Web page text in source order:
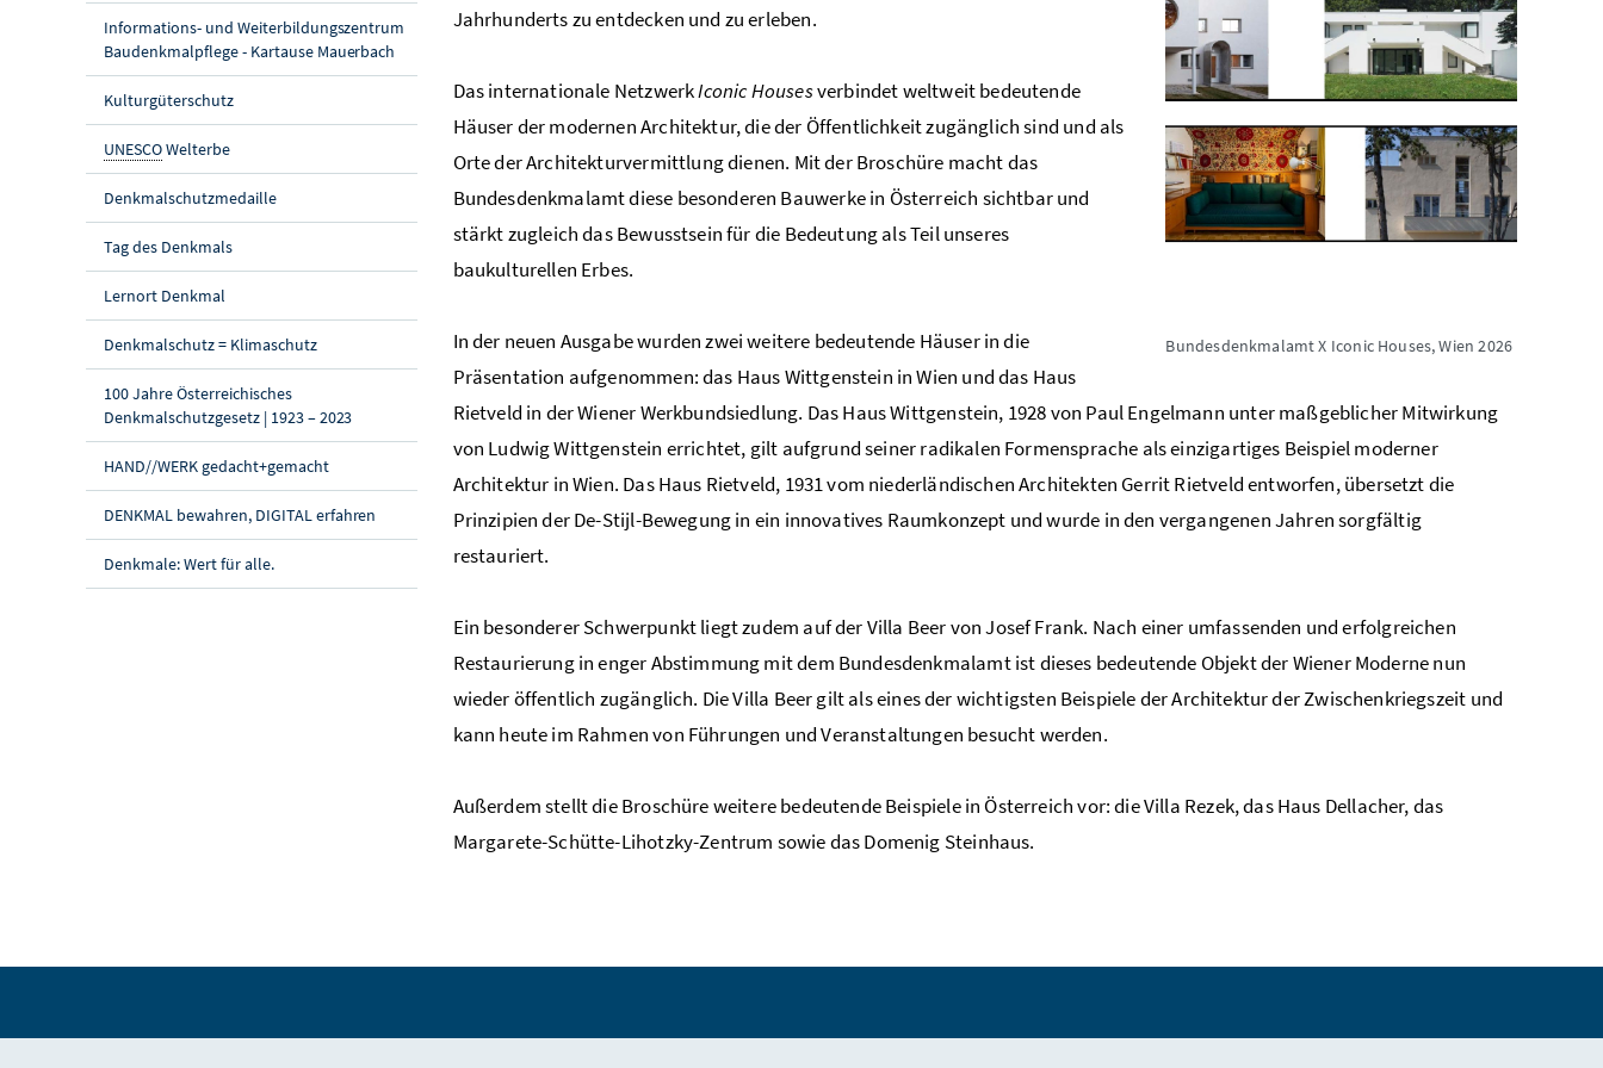
Informations- und Weiterbildungszentrum
Baudenkmalpflege - Kartause Mauerbach
Kulturgüterschutz
UNESCOWelterbe
Denkmalschutzmedaille
Tag des Denkmals
Lernort Denkmal
Denkmalschutz = Klimaschutz
100 Jahre Österreichisches
Denkmalschutzgesetz | 1923 – 2023
HAND//WERK gedacht+gemacht
DENKMAL bewahren, DIGITAL erfahren
Denkmale: Wert für alle.
Bundesdenkmalamt X Iconic Houses, Wien 2026
Jahrhunderts zu entdecken und zu erleben.
Das internationale NetzwerkIconic Housesverbindet weltweit bedeutende
Häuser der modernen Architektur, die der Öffentlichkeit zugänglich sind und als
Orte der Architekturvermittlung dienen. Mit der Broschüre macht das
Bundesdenkmalamt diese besonderen Bauwerke in Österreich sichtbar und
stärkt zugleich das Bewusstsein für die Bedeutung als Teil unseres
baukulturellen Erbes.
In der neuen Ausgabe wurden zwei weitere bedeutende Häuser in die
Präsentation aufgenommen: das Haus Wittgenstein in Wien und das Haus
Rietveld in der Wiener Werkbundsiedlung. Das Haus Wittgenstein, 1928 von Paul Engelmann unter maßgeblicher Mitwirkung
von Ludwig Wittgenstein errichtet, gilt aufgrund seiner radikalen Formensprache als einzigartiges Beispiel moderner
Architektur in Wien. Das Haus Rietveld, 1931 vom niederländischen Architekten Gerrit Rietveld entworfen, übersetzt die
Prinzipien der De-Stijl-Bewegung in ein innovatives Raumkonzept und wurde in den vergangenen Jahren sorgfältig
restauriert.
Ein besonderer Schwerpunkt liegt zudem auf der Villa Beer von Josef Frank. Nach einer umfassenden und erfolgreichen
Restaurierung in enger Abstimmung mit dem Bundesdenkmalamt ist dieses bedeutende Objekt der Wiener Moderne nun
wieder öffentlich zugänglich. Die Villa Beer gilt als eines der wichtigsten Beispiele der Architektur der Zwischenkriegszeit und
kann heute im Rahmen von Führungen und Veranstaltungen besucht werden.
Außerdem stellt die Broschüre weitere bedeutende Beispiele in Österreich vor: die Villa Rezek, das Haus Dellacher, das
Margarete-Schütte-Lihotzky-Zentrum sowie das Domenig Steinhaus.